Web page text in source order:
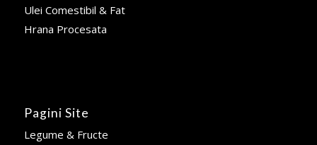
Ulei Comestibil & Fat
Hrana Procesata
Pagini Site
Legume & Fructe